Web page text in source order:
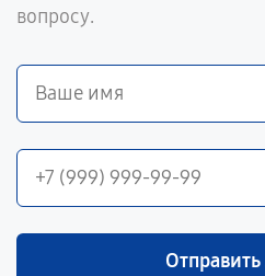
вопросу.
Отправить